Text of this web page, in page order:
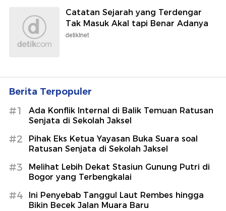
Catatan Sejarah yang Terdengar
Tak Masuk Akal tapi Benar Adanya
detikInet
Berita Terpopuler
#1
Ada Konflik Internal di Balik Temuan Ratusan
Senjata di Sekolah Jaksel
#2
Pihak Eks Ketua Yayasan Buka Suara soal
Ratusan Senjata di Sekolah Jaksel
#3
Melihat Lebih Dekat Stasiun Gunung Putri di
Bogor yang Terbengkalai
#4
Ini Penyebab Tanggul Laut Rembes hingga
Bikin Becek Jalan Muara Baru